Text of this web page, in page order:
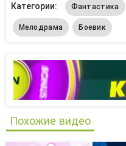
Категории:
Фантастика
Мелодрама Боевик
Похожие видео